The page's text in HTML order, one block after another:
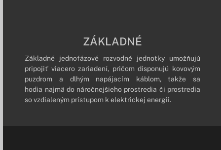
ZÁKLADNÉ
Základné jednofázové rozvodné jednotky umožňujú
pripojiť viacero zariadení, pričom disponujú kovovým
puzdrom a dlhým napájacím káblom, takže sa
hodia najmä do náročnejšieho prostredia či prostredia
so vzdialeným prístupom k elektrickej energii.